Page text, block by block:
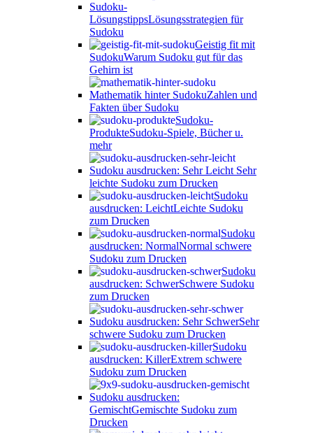
Sudoku-
LösungstippsLösungsstrategien für
Sudoku
Geistig fit mit
SudokuWarum Sudoku gut für das
Gehirn ist
Mathematik hinter SudokuZahlen und
Fakten über Sudoku
Sudoku-
ProdukteSudoku-Spiele, Bücher u.
mehr
Sudoku ausdrucken: Sehr Leicht Sehr
leichte Sudoku zum Drucken
Sudoku
ausdrucken: LeichtLeichte Sudoku
zum Drucken
Sudoku
ausdrucken: NormalNormal schwere
Sudoku zum Drucken
Sudoku
ausdrucken: SchwerSchwere Sudoku
zum Drucken
Sudoku ausdrucken: Sehr SchwerSehr
schwere Sudoku zum Drucken
Sudoku
ausdrucken: KillerExtrem schwere
Sudoku zum Drucken
Sudoku ausdrucken:
GemischtGemischte Sudoku zum
Drucken